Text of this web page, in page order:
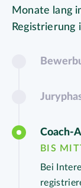
Monate lang
Registrierung
Coach-
BIS
Bei